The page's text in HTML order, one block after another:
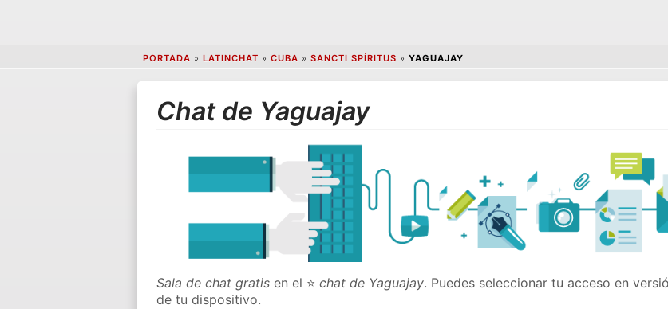
PORTADA » LATINCHAT » CUBA » SANCTI SPÍRITUS » YAGUAJAY
Chat de Yaguajay
Sala de chat gratis en el ⭐chat de Yaguajay. Puedes seleccionar tu acceso en
de tu dispositivo.